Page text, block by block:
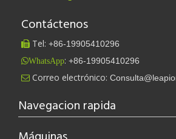
Leapion actualmente exhibe sus equipos láser en el stand 18.1E12 de la Feria de Cantón.
[Máquina de corte por láser Video s]
Artículos relacionados
Contáctenos
 Tel: +86-19905410296
WhatsApp: +86-19905410296
 Correo electrónico:
Navegacion rapida
Máquinas